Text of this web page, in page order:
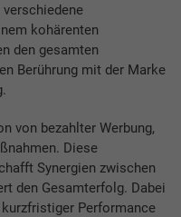
kohärenten
den gesamten
Berührung mit der Marke
von bezahlter Werbung,
Diese
Synergien zwischen
den Gesamterfolg. Dabei
Performance